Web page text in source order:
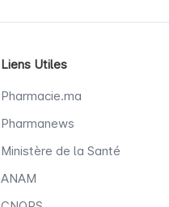
Liens Utiles
Pharmacie.ma
Pharmanews
Ministère de la Santé
ANAM